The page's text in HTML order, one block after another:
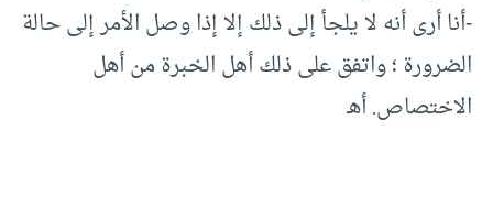
-أنا أرى أنه لا يلجأ إلى ذلك إلا إذا وصل الأمر إلى حالة
الضرورة ؛ واتفق على ذلك أهل الخبرة من أهل
الاختصاص. أهـ